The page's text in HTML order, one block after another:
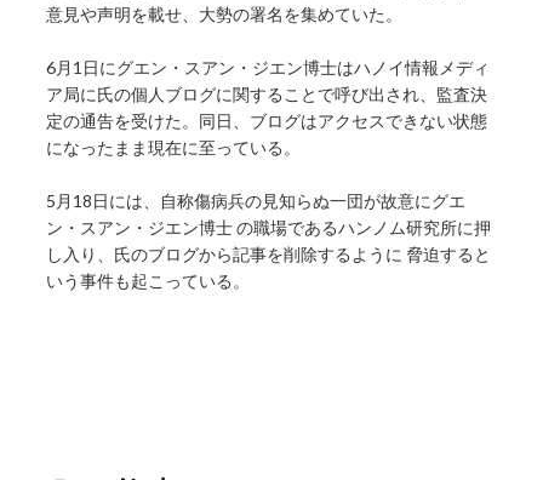
意見や声明を載せ、大勢の署名を集めていた。
6月1日にグエン・スアン・ジエン博士はハノイ情報メディ
ア局に氏の個人ブログに関することで呼び出され、監査決
定の通告を受けた。同日、ブログはアクセスできない状態
になったまま現在に至っている。
5月18日には、自称傷病兵の見知らぬ一団が故意にグエ
ン・スアン・ジエン博士 の職場であるハンノム研究所に押
し入り、氏のブログから記事を削除するように 脅迫すると
いう事件も起こっている。